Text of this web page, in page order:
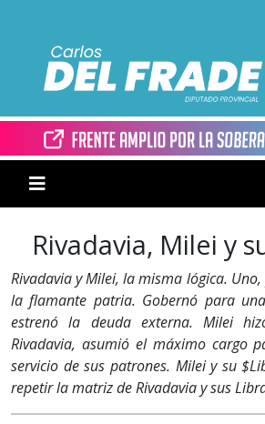
Rivadavia, Milei y
Rivadavia y Milei, la misma lógica.
la flamante patria. Gobernó para
estrenó la deuda externa. Milei
Rivadavia, asumió el máximo cargo
servicio de sus patrones. Milei y su
repetir la matriz de Rivadavia y sus